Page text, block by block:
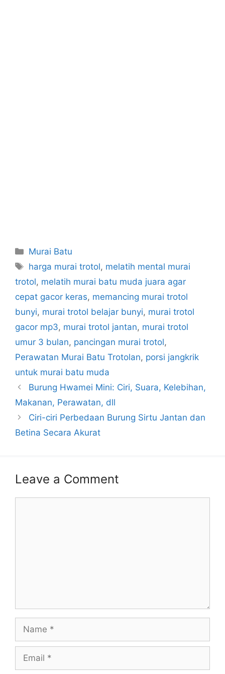
Categories
Murai Batu
Tags
harga murai trotol, melatih mental murai
trotol, melatih murai batu muda juara agar
cepat gacor keras, memancing murai trotol
bunyi, murai trotol belajar bunyi, murai trotol
gacor mp3, murai trotol jantan, murai trotol
umur 3 bulan, pancingan murai trotol,
Perawatan Murai Batu Trotolan, porsi jangkrik
untuk murai batu muda
Burung Hwamei Mini: Ciri, Suara, Kelebihan,
Makanan, Perawatan, dll
Ciri-ciri Perbedaan Burung Sirtu Jantan dan
Betina Secara Akurat
Leave a Comment
Name
Email